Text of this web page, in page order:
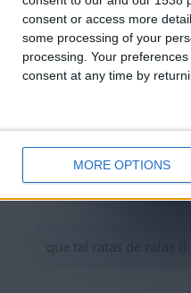
consent or access more
some processing of your
processing. Your
consent at any time by
MORE OPTIONS
viva peru
que tal ratas de ratas d